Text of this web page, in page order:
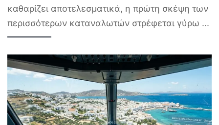
καθαρίζει αποτελεσματικά, η πρώτη σκέψη των
περισσότερων καταναλωτών στρέφεται γύρω ...